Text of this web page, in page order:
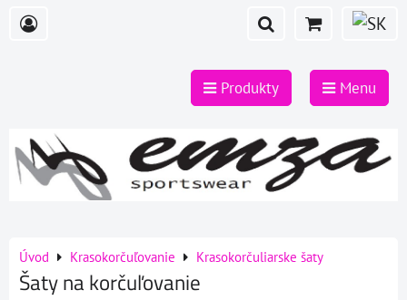
Produkty Menu
Úvod Krasokorčuľovanie Krasokorčuliarske šaty
Šaty na korčuľovanie